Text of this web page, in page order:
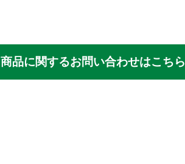
商品に関するお問い合わせはこちら